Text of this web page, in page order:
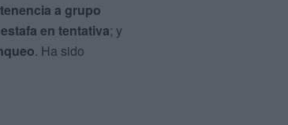
a grupo
estafa en tentativa; y
. Ha sido